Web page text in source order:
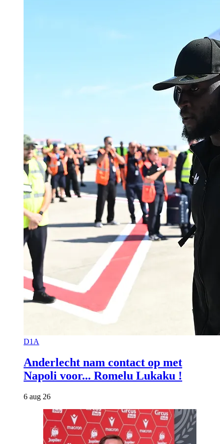
D1A
Anderlecht nam contact op met
Napoli voor... Romelu Lukaku !
6 aug 26